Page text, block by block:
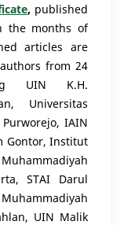
, published
the months of
articles are
from 24
UIN K.H.
Universitas
IAIN
Gontor, Institut
STAI Darul
UIN Malik